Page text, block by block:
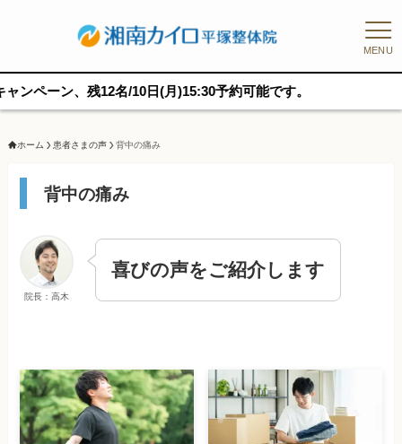
MENU
ン、残12名/10日(月)15:30予約可能です。
ホーム 患者さまの声 背中の痛み
背中の痛み
院長：高木
喜びの声をご紹介します